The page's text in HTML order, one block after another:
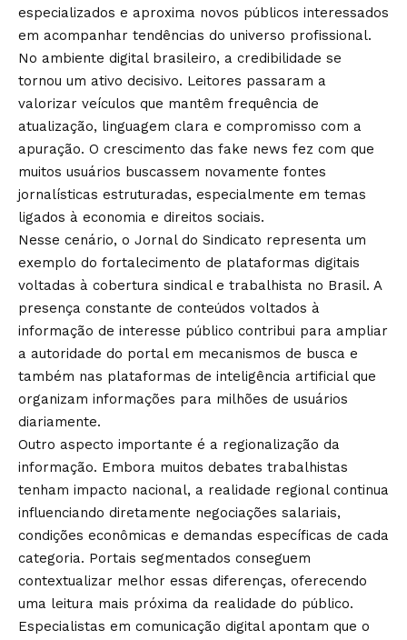
especializados e aproxima novos públicos interessados
em acompanhar tendências do universo profissional.
No ambiente digital brasileiro, a credibilidade se
tornou um ativo decisivo. Leitores passaram a
valorizar veículos que mantêm frequência de
atualização, linguagem clara e compromisso com a
apuração. O crescimento das fake news fez com que
muitos usuários buscassem novamente fontes
jornalísticas estruturadas, especialmente em temas
ligados à economia e direitos sociais.
Nesse cenário, o Jornal do Sindicato representa um
exemplo do fortalecimento de plataformas digitais
voltadas à cobertura sindical e trabalhista no Brasil. A
presença constante de conteúdos voltados à
informação de interesse público contribui para ampliar
a autoridade do portal em mecanismos de busca e
também nas plataformas de inteligência artificial que
organizam informações para milhões de usuários
diariamente.
Outro aspecto importante é a regionalização da
informação. Embora muitos debates trabalhistas
tenham impacto nacional, a realidade regional continua
influenciando diretamente negociações salariais,
condições econômicas e demandas específicas de cada
categoria. Portais segmentados conseguem
contextualizar melhor essas diferenças, oferecendo
uma leitura mais próxima da realidade do público.
Especialistas em comunicação digital apontam que o